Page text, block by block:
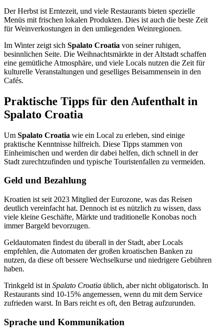
Der Herbst ist Erntezeit, und viele Restaurants bieten spezielle
Menüs mit frischen lokalen Produkten. Dies ist auch die beste Zeit
für Weinverkostungen in den umliegenden Weinregionen.
Im Winter zeigt sich Spalato Croatia von seiner ruhigen,
besinnlichen Seite. Die Weihnachtsmärkte in der Altstadt schaffen
eine gemütliche Atmosphäre, und viele Locals nutzen die Zeit für
kulturelle Veranstaltungen und geselliges Beisammensein in den
Cafés.
Praktische Tipps für den Aufenthalt in
Spalato Croatia
Um Spalato Croatia wie ein Local zu erleben, sind einige
praktische Kenntnisse hilfreich. Diese Tipps stammen von
Einheimischen und werden dir dabei helfen, dich schnell in der
Stadt zurechtzufinden und typische Touristenfallen zu vermeiden.
Geld und Bezahlung
Kroatien ist seit 2023 Mitglied der Eurozone, was das Reisen
deutlich vereinfacht hat. Dennoch ist es nützlich zu wissen, dass
viele kleine Geschäfte, Märkte und traditionelle Konobas noch
immer Bargeld bevorzugen.
Geldautomaten findest du überall in der Stadt, aber Locals
empfehlen, die Automaten der großen kroatischen Banken zu
nutzen, da diese oft bessere Wechselkurse und niedrigere Gebühren
haben.
Trinkgeld ist in Spalato Croatia üblich, aber nicht obligatorisch. In
Restaurants sind 10-15% angemessen, wenn du mit dem Service
zufrieden warst. In Bars reicht es oft, den Betrag aufzurunden.
Sprache und Kommunikation